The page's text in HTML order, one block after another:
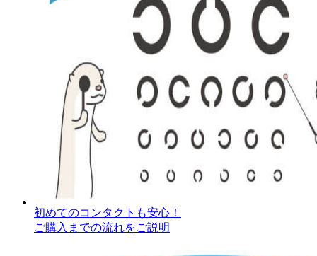
初めてのコンタクトも安心！
ご購入までの流れをご説明